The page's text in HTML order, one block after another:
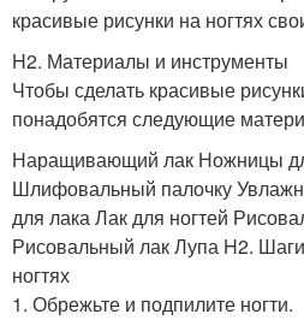
красивые рисунки на ногтях
H2. Материалы и инструменты
Чтобы сделать красивые
понадобятся следующие
Наращивающий лак Ножницы
Шлифовальный палочку
для лака Лак для ногтей
Рисовальный лак Лупа H2.
ногтях
1. Обрежьте и подпилите ногти.